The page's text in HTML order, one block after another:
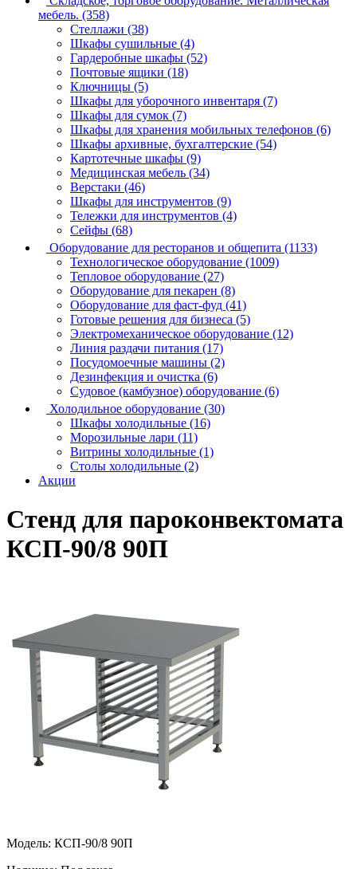
мебель. (358)
Стеллажи (38)
Шкафы сушильные (4)
Гардеробные шкафы (52)
Почтовые ящики (18)
Ключницы (5)
Шкафы для уборочного инвентаря (7)
Шкафы для сумок (7)
Шкафы для хранения мобильных телефонов (6)
Шкафы архивные, бухгалтерские (54)
Картотечные шкафы (9)
Медицинская мебель (34)
Верстаки (46)
Шкафы для инструментов (9)
Тележки для инструментов (4)
Сейфы (68)
Оборудование для ресторанов и общепита (1133)
Технологическое оборудование (1009)
Тепловое оборудование (27)
Оборудование для пекарен (8)
Оборудование для фаст-фуд (41)
Готовые решения для бизнеса (5)
Электромеханическое оборудование (12)
Линия раздачи питания (17)
Посудомоечные машины (2)
Дезинфекция и очистка (6)
Судовое (камбузное) оборудование (6)
Холодильное оборудование (30)
Шкафы холодильные (16)
Морозильные лари (11)
Витрины холодильные (1)
Столы холодильные (2)
Акции
Стенд для пароконвектомата
КСП-90/8 90П
Модель: КСП-90/8 90П